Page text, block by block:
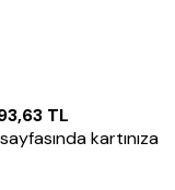
TL
kartınıza